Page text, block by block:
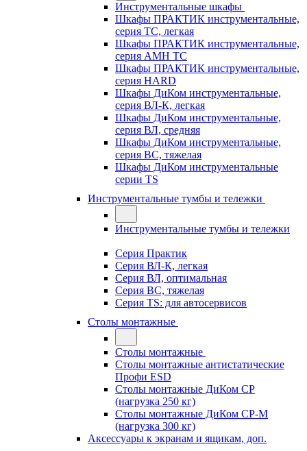
Инструментальные шкафы
Шкафы ПРАКТИК инструментальные,
серия TC, легкая
Шкафы ПРАКТИК инструментальные,
серия AMH TC
Шкафы ПРАКТИК инструментальные,
серия HARD
Шкафы ДиКом инструментальные,
cерия ВЛ-К, легкая
Шкафы ДиКом инструментальные,
серия ВЛ, средняя
Шкафы ДиКом инструментальные,
серия ВС, тяжелая
Шкафы ДиКом инструментальные
серии TS
Инструментальные тумбы и тележки
Инструментальные тумбы и тележки
Серия Практик
Серия ВЛ-К, легкая
Серия ВЛ, оптимальная
Серия ВС, тяжелая
Серия TS: для автосервисов
Столы монтажные
Столы монтажные
Столы монтажные антистатические
Профи ESD
Столы монтажные ДиКом СР
(нагрузка 250 кг)
Столы монтажные ДиКом СР-М
(нагрузка 300 кг)
Аксессуары к экранам и ящикам, доп.